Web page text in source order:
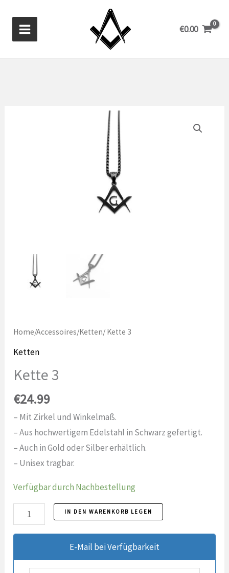
Inhalt
springen
€0.00
Home/Accessoires/Ketten/ Kette 3
Ketten
Kette 3
€24.99
– Mit Zirkel und Winkelmaß.
– Aus hochwertigem Edelstahl in Schwarz gefertigt.
– Auch in Gold oder Silber erhältlich.
– Unisex tragbar.
Verfügbar durch Nachbestellung
Kette
3
IN DEN WARENKORB LEGEN
E-Mail bei Verfügbarkeit